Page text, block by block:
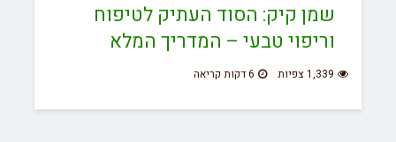
שמן קיק: הסוד העתיק לטיפוח
וריפוי טבעי – המדריך המלא
1,339 צפיות 6 דקות קריאה